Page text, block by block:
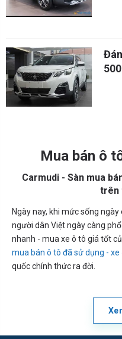
Mua bán ô
Carmudi - Sàn mua
trên
Ngày nay, khi mức sống
người dân Việt ngày càng
nhanh - mua xe ô tô giá tốt
mua bán ô tô đã sử dụng - xe
quốc chính thức ra đời.